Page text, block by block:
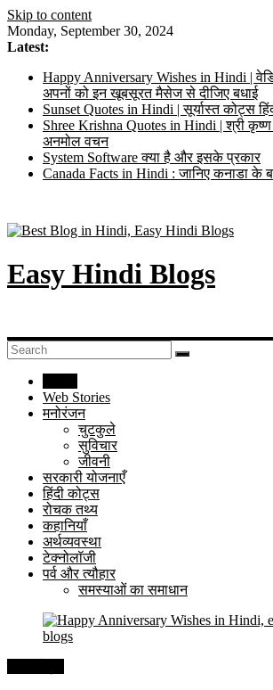
Skip to content
Monday, September 30, 2024
Latest:
Happy Anniversary Wishes in Hindi |
अपनों को इन खूबसूरत मैसेज से दीजिए बधाई
Sunset Quotes in Hindi | सूर्यास्त कोट्स
Shree Krishna Quotes in Hindi | श्री कृष्ण
अनमोल वचन
System Software क्या है और इसके प्रकार
Canada Facts in Hindi : जानिए कनाडा के
Easy Hindi Blogs
Web Stories
मनोरंजन
चुटकुले
सुविचार
जीवनी
सरकारी योजनाएँ
हिंदी कोट्स
रोचक तथ्य
कहानियाँ
अर्थव्यवस्था
टेक्नोलॉजी
पर्व और त्यौहार
समस्याओं का समाधान